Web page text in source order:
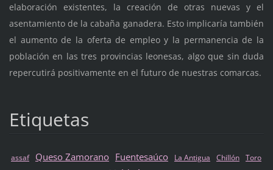
elaboración existentes, la creación de otras nuevas y el
asentamiento de la cabaña ganadera. Esto implicaría también
el aumento de la oferta de empleo y la permanencia de la
población en las tres provincias leonesas, algo que sin duda
repercutirá positivamente en el futuro de nuestras comarcas.
Etiquetas
assaf Queso Zamorano Fuentesaúco La Antigua Chillón Toro